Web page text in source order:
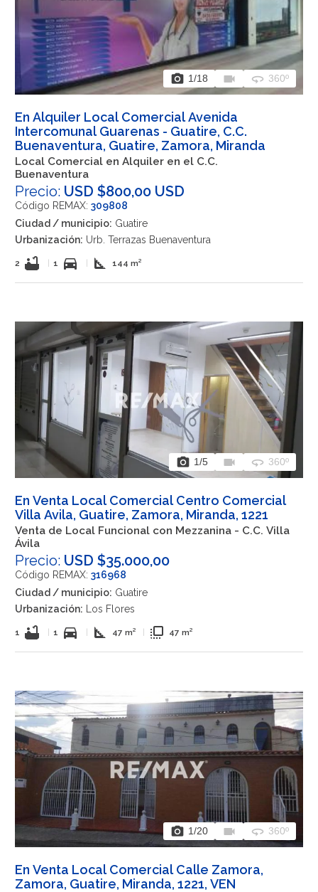
photo_camera 1/18 videocam 360 360º
En Alquiler Local Comercial Avenida
Intercomunal Guarenas - Guatire, C.C.
Buenaventura, Guatire, Zamora, Miranda
Local Comercial en Alquiler en el C.C.
Buenaventura
Precio: USD $800,00 USD
Código REMAX: 309808
Ciudad / municipio: Guatire
Urbanización: Urb. Terrazas Buenaventura
2 bathtub 1 directions_car square_foot 144 m²
photo_camera 1/5 videocam 360 360º
En Venta Local Comercial Centro Comercial
Villa Avila, Guatire, Zamora, Miranda, 1221
Venta de Local Funcional con Mezzanina - C.C. Villa
Ávila
Precio: USD $35.000,00
Código REMAX: 316968
Ciudad / municipio: Guatire
Urbanización: Los Flores
1 bathtub 1 directions_car square_foot 47 m² flip_to_front 47 m²
photo_camera 1/20 videocam 360 360º
En Venta Local Comercial Calle Zamora,
Zamora, Guatire, Miranda, 1221, VEN